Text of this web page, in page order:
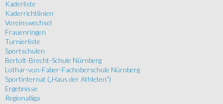
Kaderliste
Kaderrichtlinien
Vereinswechsel
Frauenringen
Turnierliste
Sportschulen
Bertolt-Brecht-Schule Nürnberg
Lothar-von-Faber-Fachoberschule Nürnberg
Sportinternat („Haus der Athleten“)
Ergebnisse
Regionalliga